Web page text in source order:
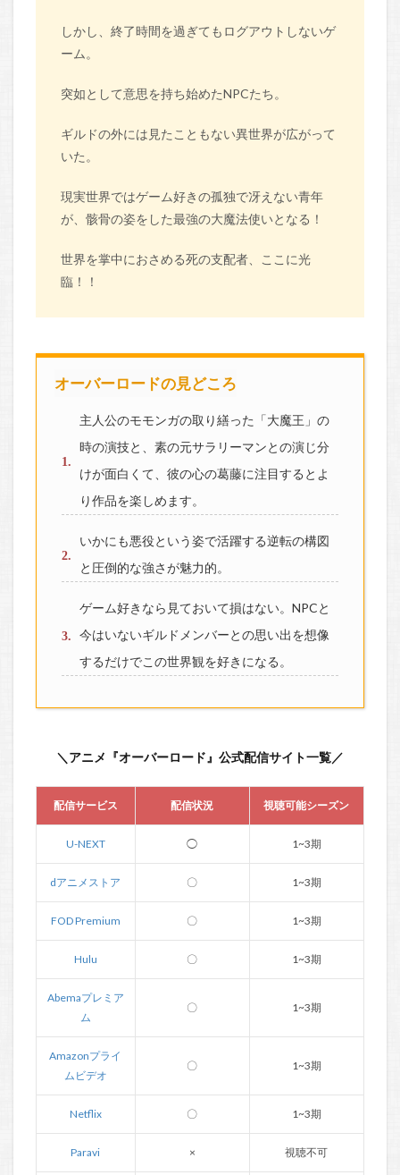
しかし、終了時間を過ぎてもログアウトしないゲ
ーム。
突如として意思を持ち始めたNPCたち。
ギルドの外には見たこともない異世界が広がって
いた。
現実世界ではゲーム好きの孤独で冴えない青年
が、骸骨の姿をした最強の大魔法使いとなる！
世界を掌中におさめる死の支配者、ここに光
臨！！
オーバーロードの見どころ
主人公のモモンガの取り繕った「大魔王」の
時の演技と、素の元サラリーマンとの演じ分
けが面白くて、彼の心の葛藤に注目するとよ
り作品を楽しめます。
いかにも悪役という姿で活躍する逆転の構図
と圧倒的な強さが魅力的。
ゲーム好きなら見ておいて損はない。NPCと
今はいないギルドメンバーとの思い出を想像
するだけでこの世界観を好きになる。
＼アニメ『オーバーロード』公式配信サイト一覧／
配信サービス 配信状況 視聴可能シーズン
U-NEXT ◯ 1~3期
dアニメストア 〇 1~3期
FOD Premium 〇 1~3期
Hulu 〇 1~3期
Abemaプレミア
ム
〇 1~3期
Amazonプライ
ムビデオ
〇 1~3期
Netflix 〇 1~3期
Paravi × 視聴不可